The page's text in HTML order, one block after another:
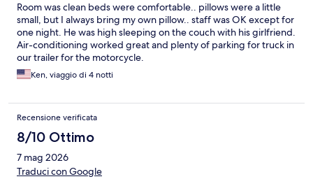
Room was clean beds were comfortable.. pillows were a little
small, but I always bring my own pillow.. staff was OK except for
one night. He was high sleeping on the couch with his girlfriend.
Air-conditioning worked great and plenty of parking for truck in
our trailer for the motorcycle.
Ken, viaggio di 4 notti
Recensione verificata
8/10 Ottimo
7 mag 2026
Traduci con Google